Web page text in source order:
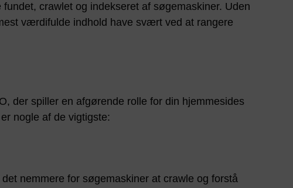
crawlet og indekseret af søgemaskiner. Uden
værdifulde indhold have svært ved at rangere
der spiller en afgørende rolle for din hjemmesides
nogle af de vigtigste:
nemmere for søgemaskiner at crawle og forstå